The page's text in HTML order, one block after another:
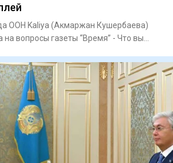
ООН Kaliya (Акмаржан Кушербаева)
на вопросы газеты “Время” - Что вы